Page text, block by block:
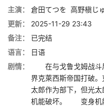
主演：
倉田てつを 高野槇じ
更新：
2025-11-29 23:43
备注：
已完结
语言：
日语
剧情：
在与戈鲁戈姆战斗
界克萊西斯帝国打破
太郎作为部下，但光
机能破坏。 变身机